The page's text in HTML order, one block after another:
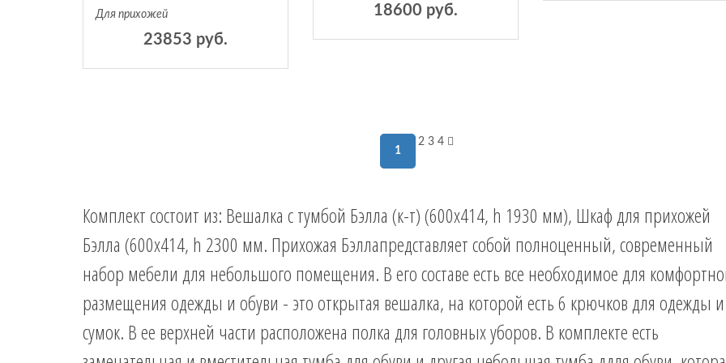
Для прихожей
23853 руб.
18600 руб.
1
234
Комплект состоит из: Вешалка с тумбой Бэлла (к-т) (600х414, h 1930 мм), Шкаф для прихожей
Бэлла (600х414, h 2300 мм. Прихожая Бэллапредставляет собой полноценный, современный
набор мебели для небольшого помещения. В его составе есть все необходимое для
размещения одежды и обуви - это открытая вешалка, на которой есть 6 крючков для одежды и
сумок. В ее верхней части расположена полка для головных уборов. В комплекте есть